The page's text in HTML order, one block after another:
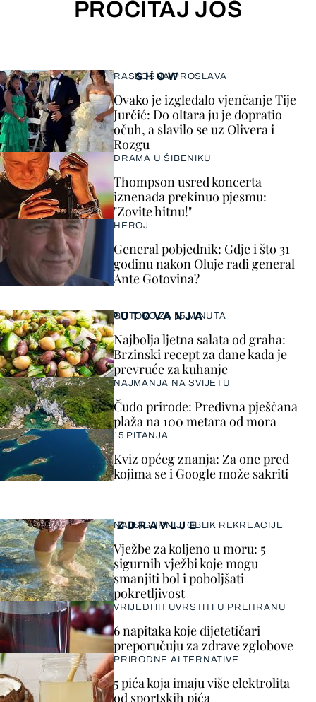
PROČITAJ JOŠ
SHOW
RASKOŠNA PROSLAVA
Ovako je izgledalo vjenčanje Tije
Jurčić: Do oltara ju je dopratio
očuh, a slavilo se uz Olivera i
Rozgu
DRAMA U ŠIBENIKU
Thompson usred koncerta
iznenada prekinuo pjesmu:
"Zovite hitnu!"
HEROJ
General pobjednik: Gdje i što 31
godinu nakon Oluje radi general
Ante Gotovina?
ZDRAVLJE
NAJSIGURNIJI OBLIK REKREACIJE
Vježbe za koljeno u moru: 5
sigurnih vježbi koje mogu
smanjiti bol i poboljšati
pokretljivost
VRIJEDI IH UVRSTITI U PREHRANU
6 napitaka koje dijetetičari
preporučuju za zdrave zglobove
PRIRODNE ALTERNATIVE
5 pića koja imaju više elektrolita
od sportskih pića
PUTOVANJA
GOTOVO ZA 15 MINUTA
Najbolja ljetna salata od graha:
Brzinski recept za dane kada je
prevruće za kuhanje
NAJMANJA NA SVIJETU
Čudo prirode: Predivna pješčana
plaža na 100 metara od mora
15 PITANJA
Kviz općeg znanja: Za one pred
kojima se i Google može sakriti